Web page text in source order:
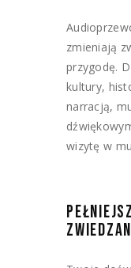
zmieniają
przygodę.
kultury,
narracją,
wizytę w